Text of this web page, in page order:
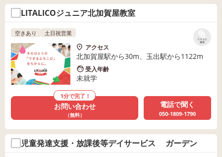
LITALICOジュニア北加賀屋教室
リストに
保存
空きあり 土日祝営業
アクセス
北加賀屋駅から30m、玉出駅から1122m
受入年齢
未就学
1分で完了！
お問い合わせ
（無料）
電話で聞く
050-1809-1790
児童発達支援・放課後等デイサービス ガーデン